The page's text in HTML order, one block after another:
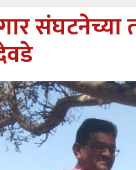
आत्मामालिक
ईच्छा आणि
संघटनेच्या